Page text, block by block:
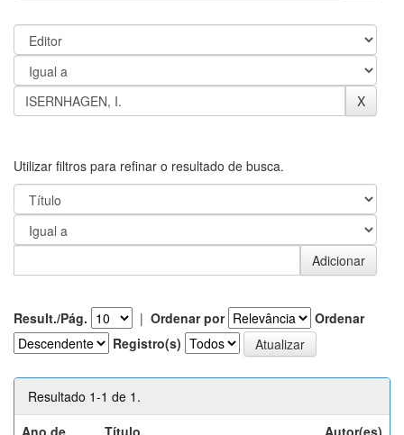
Utilizar filtros para refinar o resultado de busca.
Result./Pág. | Ordenar por
Ordenar
Registro(s)
Resultado 1-1 de 1.
Ano de
Título Autor(es)